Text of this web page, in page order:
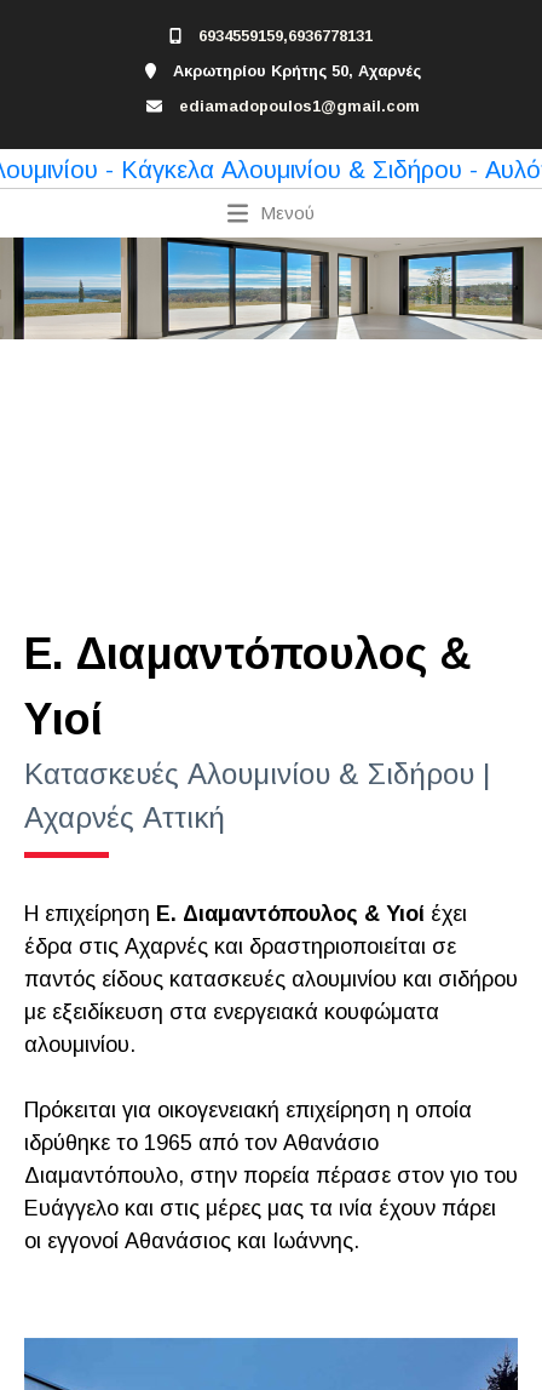
6934559159,6936778131
Ακρωτηρίου Κρήτης 50, Αχαρνές
ediamadopoulos1@gmail.com
Μενού
Ε. Διαμαντόπουλος &
Υιοί
Κατασκευές Αλουμινίου & Σιδήρου |
Αχαρνές Αττική
Η επιχείρηση Ε. Διαμαντόπουλος & Υιοί έχει
έδρα στις Αχαρνές και δραστηριοποιείται σε
παντός είδους κατασκευές αλουμινίου και σιδήρου
με εξειδίκευση στα ενεργειακά κουφώματα
αλουμινίου.
Πρόκειται για οικογενειακή επιχείρηση η οποία
ιδρύθηκε το 1965 από τον Αθανάσιο
Διαμαντόπουλο, στην πορεία πέρασε στον γιο του
Ευάγγελο και στις μέρες μας τα ινία έχουν πάρει
οι εγγονοί Αθανάσιος και Ιωάννης.